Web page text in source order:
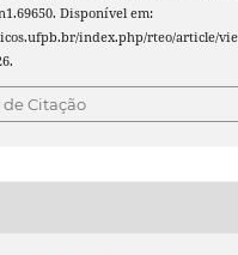
Disponível em:
index.php/rteo/article/
Citação